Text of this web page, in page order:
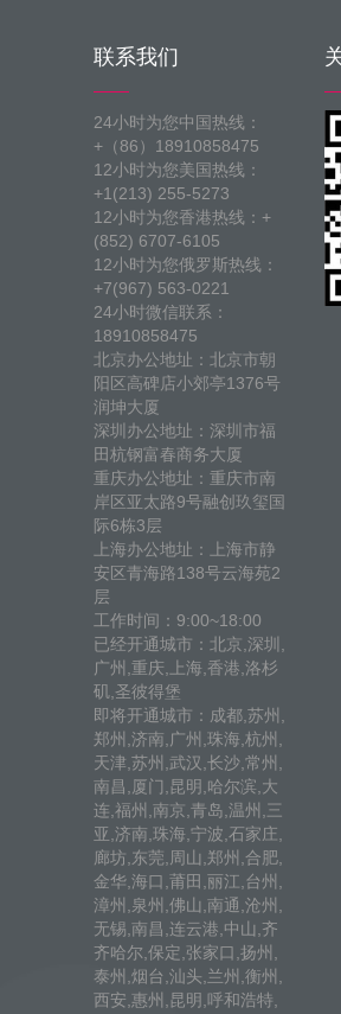
联系我们
24小时为您中国热线：
+（86）18910858475
12小时为您美国热线：
+1(213) 255-5273
12小时为您香港热线：+
(852) 6707-6105
12小时为您俄罗斯热线：
+7(967) 563-0221
24小时微信联系：
18910858475
北京办公地址：北京市朝
阳区高碑店小郊亭1376号
润坤大厦
深圳办公地址：深圳市福
田杭钢富春商务大厦
重庆办公地址：重庆市南
岸区亚太路9号融创玖玺国
际6栋3层
上海办公地址：上海市静
安区青海路138号云海苑2
层
工作时间：9:00~18:00
已经开通城市：北京,深圳,
广州,重庆,上海,香港,洛杉
矶,圣彼得堡
即将开通城市：成都,苏州,
郑州,济南,广州,珠海,杭州,
天津,苏州,武汉,长沙,常州,
南昌,厦门,昆明,哈尔滨,大
连,福州,南京,青岛,温州,三
亚,济南,珠海,宁波,石家庄,
廊坊,东莞,周山,郑州,合肥,
金华,海口,莆田,丽江,台州,
漳州,泉州,佛山,南通,沧州,
无锡,南昌,连云港,中山,齐
齐哈尔,保定,张家口,扬州,
泰州,烟台,汕头,兰州,衡州,
西安,惠州,昆明,呼和浩特,